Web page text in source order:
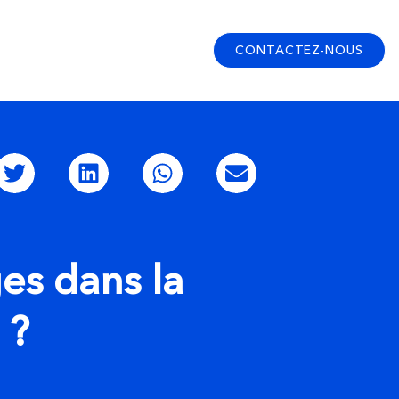
CONTACTEZ-NOUS
dans la